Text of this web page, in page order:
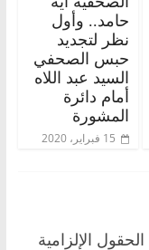
حامد.. وأول
نظر لتجديد
حبس الصحفي
السيد عبد اللاه
أمام دائرة
المشورة
15 فبراير، 2020
الحقول الإلزامية